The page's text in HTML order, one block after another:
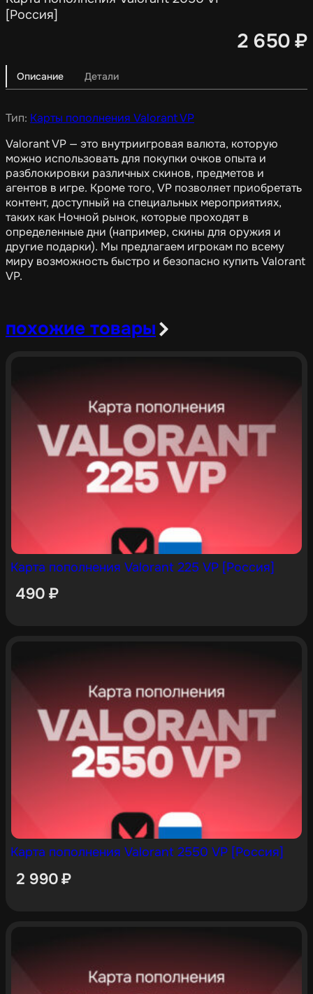
[Россия]
2 650₽
Описание Детали
Тип: Карты пополнения Valorant VP
Valorant VP — это внутриигровая валюта, которую
можно использовать для покупки очков опыта и
разблокировки различных скинов, предметов и
агентов в игре. Кроме того, VP позволяет приобретать
контент, доступный на специальных мероприятиях,
таких как Ночной рынок, которые проходят в
определенные дни (например, скины для оружия и
другие подарки). Мы предлагаем игрокам по всему
миру возможность быстро и безопасно купить Valorant
VP.
похожие товары
Карта пополнения Valorant 225 VP [Россия]
490 ₽
Карта пополнения Valorant 2550 VP [Россия]
2 990₽